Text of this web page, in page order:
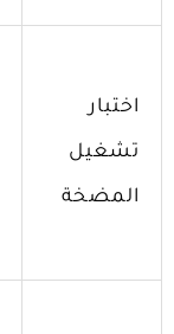
اختبار
تشغيل
المضخة